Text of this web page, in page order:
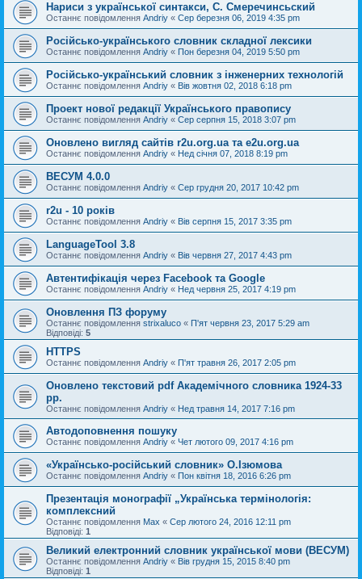
Нариси з української синтакси, С. Смеречинсьский
Останнє повідомлення Andriy « Сер березня 06, 2019 4:35 pm
Російсько-українського словник складної лексики
Останнє повідомлення Andriy « Пон березня 04, 2019 5:50 pm
Російсько-український словник з інженерних технологій
Останнє повідомлення Andriy « Вів жовтня 02, 2018 6:18 pm
Проект нової редакції Українського правопису
Останнє повідомлення Andriy « Сер серпня 15, 2018 3:07 pm
Оновлено вигляд сайтів r2u.org.ua та e2u.org.ua
Останнє повідомлення Andriy « Нед січня 07, 2018 8:19 pm
ВЕСУМ 4.0.0
Останнє повідомлення Andriy « Сер грудня 20, 2017 10:42 pm
r2u - 10 років
Останнє повідомлення Andriy « Вів серпня 15, 2017 3:35 pm
LanguageTool 3.8
Останнє повідомлення Andriy « Вів червня 27, 2017 4:43 pm
Автентифікація через Facebook та Google
Останнє повідомлення Andriy « Нед червня 25, 2017 4:19 pm
Оновлення ПЗ форуму
Останнє повідомлення strixaluco « П'ят червня 23, 2017 5:29 am
Відповіді: 5
HTTPS
Останнє повідомлення Andriy « П'ят травня 26, 2017 2:05 pm
Оновлено текстовий pdf Академічного словника 1924-33
рр.
Останнє повідомлення Andriy « Нед травня 14, 2017 7:16 pm
Автодоповнення пошуку
Останнє повідомлення Andriy « Чет лютого 09, 2017 4:16 pm
«Українсько-російський словник» О.Ізюмова
Останнє повідомлення Andriy « Пон квітня 18, 2016 6:26 pm
Презентація монографії „Українська термінологія:
комплексний
Останнє повідомлення Max « Сер лютого 24, 2016 12:11 pm
Відповіді: 1
Великий електронний словник української мови (ВЕСУМ)
Останнє повідомлення Andriy « Вів грудня 15, 2015 8:40 pm
Відповіді: 1